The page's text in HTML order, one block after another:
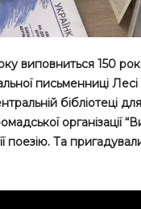
виповниться 150
письменниці
бібліотеці
організації
поезію. Та